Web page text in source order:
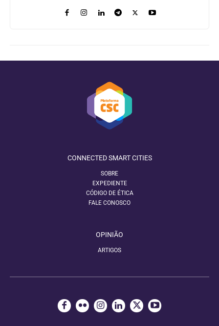
CONNECTED SMART CITIES
SOBRE
EXPEDIENTE
CÓDIGO DE ÉTICA
FALE CONOSCO
OPINIÃO
ARTIGOS